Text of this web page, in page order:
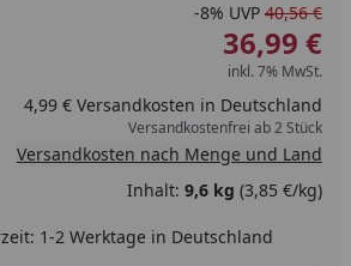
-8% UVP 40,56 €
36,99 €
inkl. 7% MwSt.
4,99 € Versandkosten in Deutschland
Versandkostenfrei ab 2 Stück
Versandkosten nach Menge und Land
Inhalt: 9,6 kg (3,85 €/kg)
1-2 Werktage in Deutschland